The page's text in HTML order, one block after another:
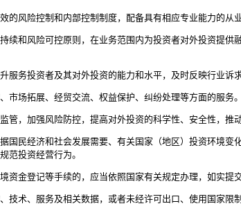
风险控制和内部控制制度，配备具有相应专业能力的从
和风险可控原则，在业务范围内为投资者对外投资提供
务投资者及其对外投资的能力和水平，及时反映行业诉求
场拓展、经贸交流、权益保护、纠纷处理等方面的服务。
，加强风险防控，提高对外投资的科学性、安全性，推
民经济和社会发展需要、有关国家（地区）投资环境变
范投资经营行为。
金登记等手续的，应当依照国家有关规定办理，如实提
术、服务及相关数据，或者未经许可出口、使用国家限